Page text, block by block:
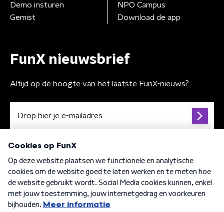
Demo insturen
Gemist
NPO Campus
Download de app
FunX nieuwsbrief
Altijd op de hoogte van het laatste FunX-nieuws?
Algemene voorwaarden Privacybeleid